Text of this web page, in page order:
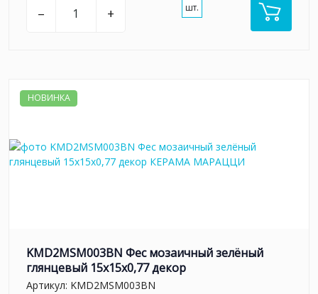
– + шт.
НОВИНКА
KMD2MSM003BN Фес мозаичный зелёный
глянцевый 15x15x0,77 декор
Артикул: KMD2MSM003BN